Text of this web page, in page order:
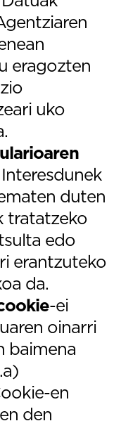
eragozten
uko
Interesdunek
duten
tratatzeko
edo
erantzuteko
da.
-ei
oinarri
baimena
en
den